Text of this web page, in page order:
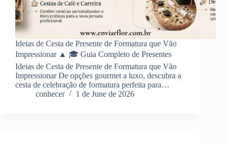
Ideias de Cesta de Presente de Formatura que Vão
Impressionar ▲ 🎓 Guia Completo de Presentes
Ideias de Cesta de Presente de Formatura que Vão
Impressionar De opções gourmet a luxo, descubra a
cesta de celebração de formatura perfeita para…
conhecer
1 de June de 2026